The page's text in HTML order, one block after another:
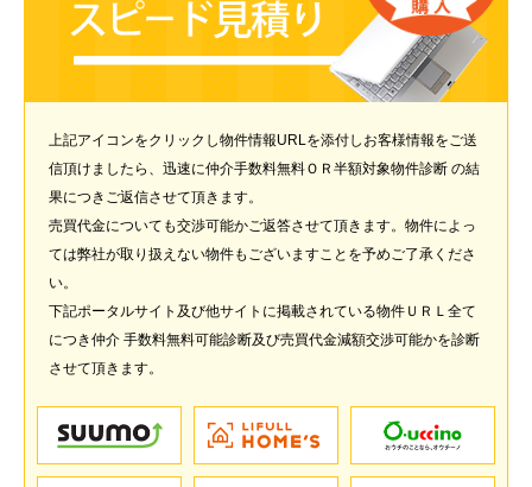
上記アイコンをクリックし物件情報URLを添付しお客様情報をご送
信頂けましたら、迅速に仲介手数料無料ＯＲ半額対象物件診断 の結
果につきご返信させて頂きます。
売買代金についても交渉可能かご返答させて頂きます。物件によっ
ては弊社が取り扱えない物件もございますことを予めご了承くださ
い。
下記ポータルサイト及び他サイトに掲載されている物件ＵＲＬ全て
につき仲介 手数料無料可能診断及び売買代金減額交渉可能かを診断
させて頂きます。